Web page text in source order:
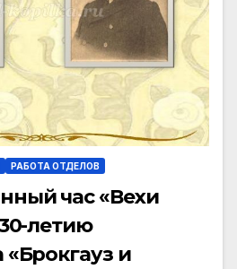
РАБОТА ОТДЕЛОВ
час «Вехи
летию
«Брокгауз и